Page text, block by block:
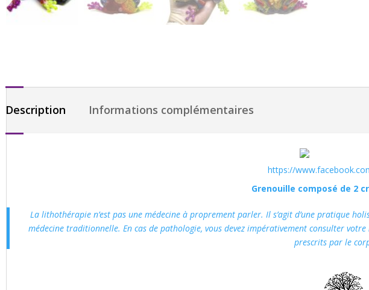
Description Informations complémentaires
https://
Grenouille composé de 2
La lithothérapie n’est pas une médecine à proprement parler. Il s’agit d’une pratique
médecine traditionnelle. En cas de pathologie, vous devez impérativement consulter
prescrits par le